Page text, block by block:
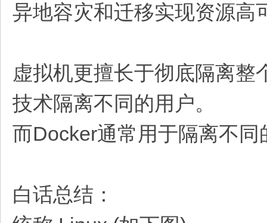
异地容灾和迁移实现资源高
虚拟机更擅长于彻底隔离
技术隔离不同的用户。
而Docker通常用于隔离不
白话总结：